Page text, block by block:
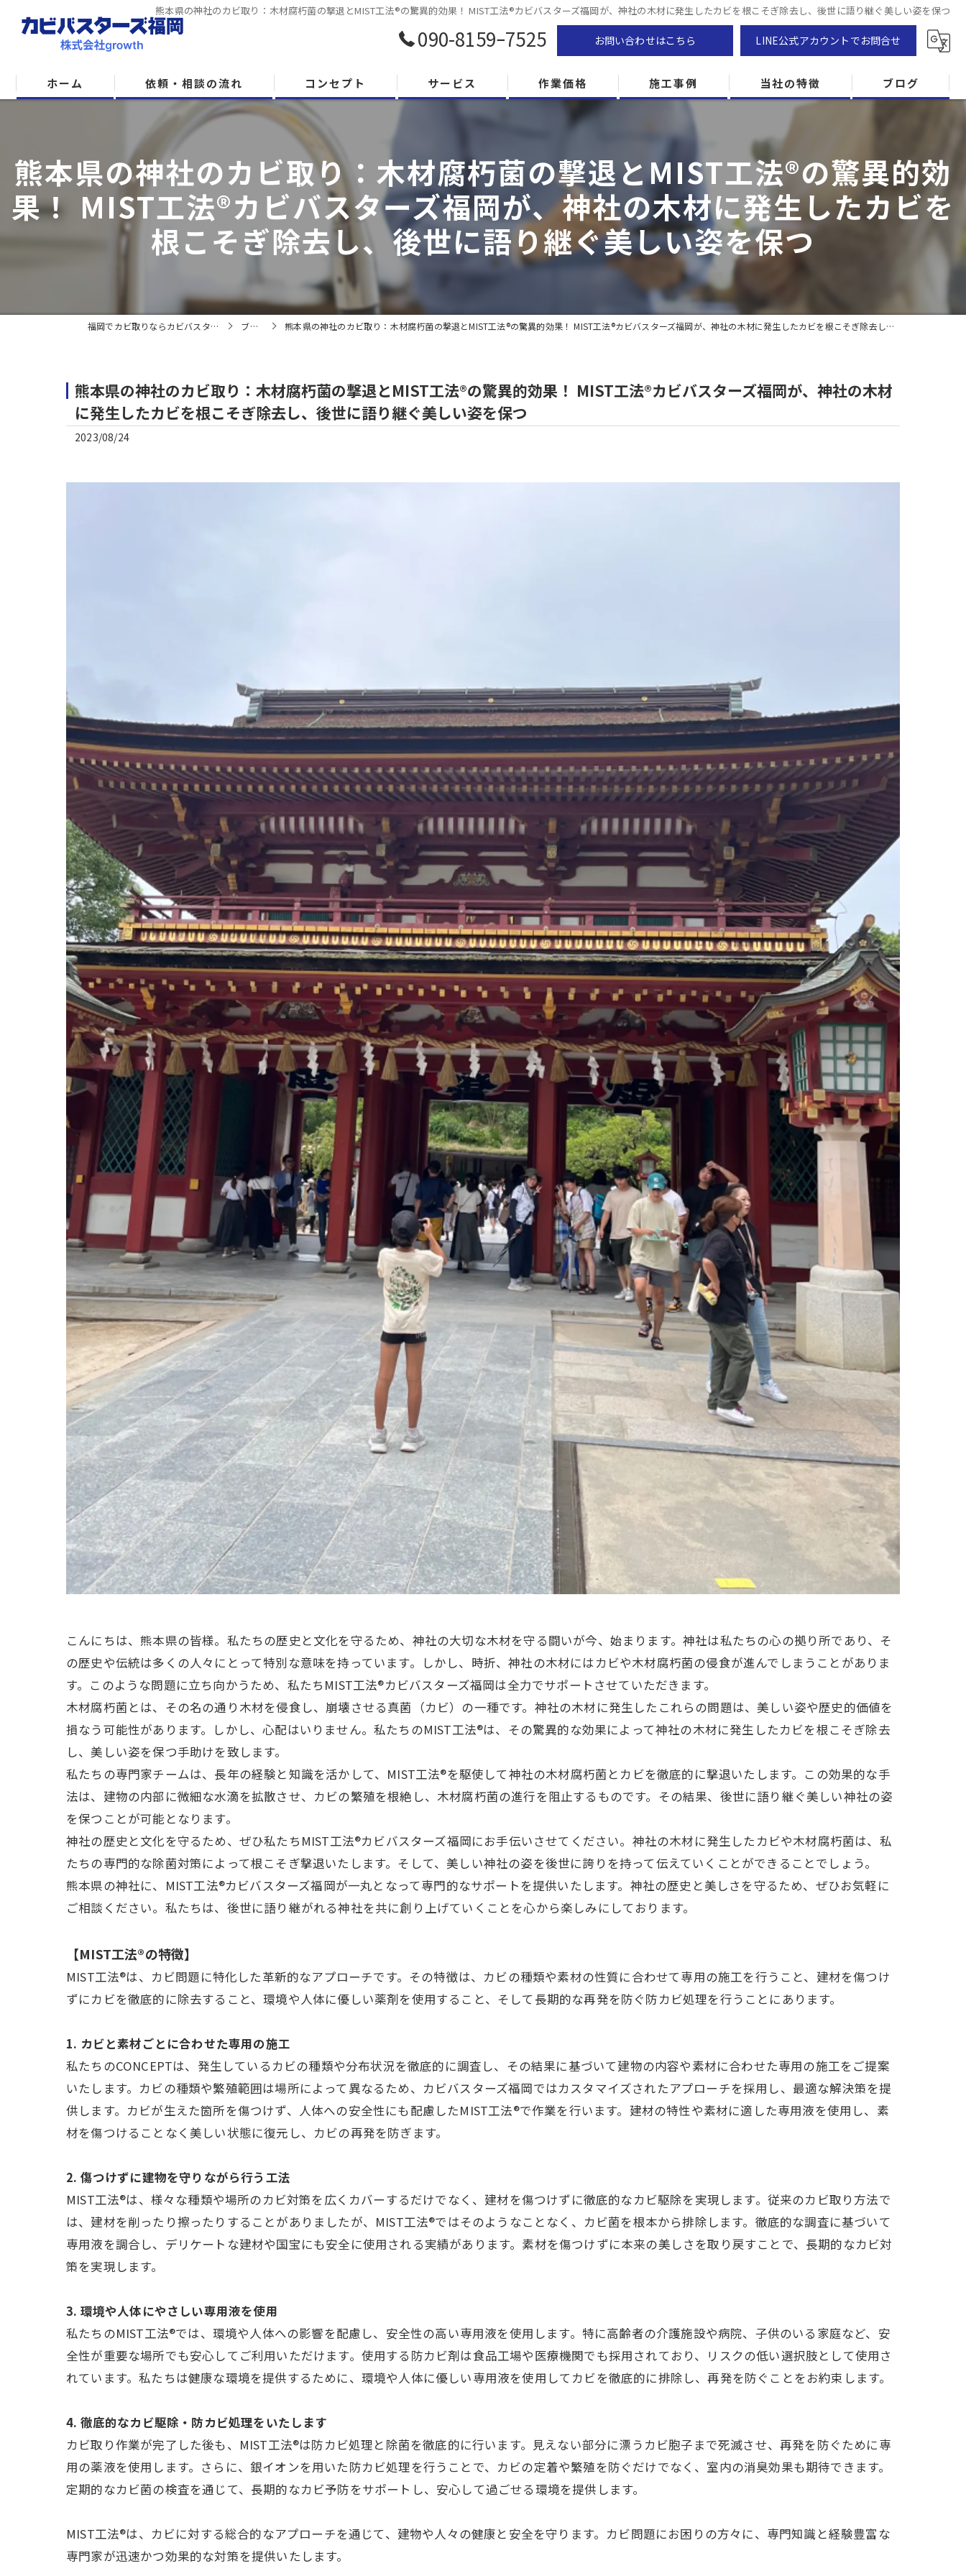
熊本県の神社のカビ取り：木材腐朽菌の撃退とMIST工法®の驚異的効果！ MIST工法®カビバスターズ福岡が、神社の木材に発生したカビを根こそぎ除去し、後世に語り継ぐ美しい姿を保つ
090-8159ｰ7525 お問い合わせはこちら LINE公式アカウントでお問合せ
ホーム 依頼・相談の流れ コンセプト サービス 作業価格 施工事例 当社の特徴
防カビ
カビ専門
ZEH住宅
カビ検査
ブログ
熊本県の神社のカビ取り：木材腐朽菌の撃退とMIST工法®の驚異的効
果！ MIST工法®カビバスターズ福岡が、神社の木材に発生したカビを
根こそぎ除去し、後世に語り継ぐ美しい姿を保つ
福岡でカビ取りならカビバスターズ福岡 ブログ 熊本県の神社のカビ取り：木材腐朽菌の撃退とMIST工法®の驚異的効果！ MIST工法®カビバスターズ福岡が、神社の木材に発生したカビを根こそぎ除去し、後世に語り継ぐ美しい姿を保つ
熊本県の神社のカビ取り：木材腐朽菌の撃退とMIST工法®の驚異的効果！ MIST工法®カビバスターズ福岡が、神社の木材
に発生したカビを根こそぎ除去し、後世に語り継ぐ美しい姿を保つ
2023/08/24
こんにちは、熊本県の皆様。私たちの歴史と文化を守るため、神社の大切な木材を守る闘いが今、始まります。神社は私たちの心の拠り所であり、そ
の歴史や伝統は多くの人々にとって特別な意味を持っています。しかし、時折、神社の木材にはカビや木材腐朽菌の侵食が進んでしまうことがありま
す。このような問題に立ち向かうため、私たちMIST工法®カビバスターズ福岡は全力でサポートさせていただきます。
木材腐朽菌とは、その名の通り木材を侵食し、崩壊させる真菌（カビ）の一種です。神社の木材に発生したこれらの問題は、美しい姿や歴史的価値を
損なう可能性があります。しかし、心配はいりません。私たちのMIST工法®は、その驚異的な効果によって神社の木材に発生したカビを根こそぎ除去
し、美しい姿を保つ手助けを致します。
私たちの専門家チームは、長年の経験と知識を活かして、MIST工法®を駆使して神社の木材腐朽菌とカビを徹底的に撃退いたします。この効果的な手
法は、建物の内部に微細な水滴を拡散させ、カビの繁殖を根絶し、木材腐朽菌の進行を阻止するものです。その結果、後世に語り継ぐ美しい神社の姿
を保つことが可能となります。
神社の歴史と文化を守るため、ぜひ私たちMIST工法®カビバスターズ福岡にお手伝いさせてください。神社の木材に発生したカビや木材腐朽菌は、私
たちの専門的な除菌対策によって根こそぎ撃退いたします。そして、美しい神社の姿を後世に誇りを持って伝えていくことができることでしょう。
熊本県の神社に、MIST工法®カビバスターズ福岡が一丸となって専門的なサポートを提供いたします。神社の歴史と美しさを守るため、ぜひお気軽に
ご相談ください。私たちは、後世に語り継がれる神社を共に創り上げていくことを心から楽しみにしております。
【MIST工法®の特徴】
MIST工法®は、カビ問題に特化した革新的なアプローチです。その特徴は、カビの種類や素材の性質に合わせて専用の施工を行うこと、建材を傷つけ
ずにカビを徹底的に除去すること、環境や人体に優しい薬剤を使用すること、そして長期的な再発を防ぐ防カビ処理を行うことにあります。
1. カビと素材ごとに合わせた専用の施工
私たちのCONCEPTは、発生しているカビの種類や分布状況を徹底的に調査し、その結果に基づいて建物の内容や素材に合わせた専用の施工をご提案
いたします。カビの種類や繁殖範囲は場所によって異なるため、カビバスターズ福岡ではカスタマイズされたアプローチを採用し、最適な解決策を提
供します。カビが生えた箇所を傷つけず、人体への安全性にも配慮したMIST工法®で作業を行います。建材の特性や素材に適した専用液を使用し、素
材を傷つけることなく美しい状態に復元し、カビの再発を防ぎます。
2. 傷つけずに建物を守りながら行う工法
MIST工法®は、様々な種類や場所のカビ対策を広くカバーするだけでなく、建材を傷つけずに徹底的なカビ駆除を実現します。従来のカビ取り方法で
は、建材を削ったり擦ったりすることがありましたが、MIST工法®ではそのようなことなく、カビ菌を根本から排除します。徹底的な調査に基づいて
専用液を調合し、デリケートな建材や国宝にも安全に使用される実績があります。素材を傷つけずに本来の美しさを取り戻すことで、長期的なカビ対
策を実現します。
3. 環境や人体にやさしい専用液を使用
私たちのMIST工法®では、環境や人体への影響を配慮し、安全性の高い専用液を使用します。特に高齢者の介護施設や病院、子供のいる家庭など、安
全性が重要な場所でも安心してご利用いただけます。使用する防カビ剤は食品工場や医療機関でも採用されており、リスクの低い選択肢として使用さ
れています。私たちは健康な環境を提供するために、環境や人体に優しい専用液を使用してカビを徹底的に排除し、再発を防ぐことをお約束します。
4. 徹底的なカビ駆除・防カビ処理をいたします
カビ取り作業が完了した後も、MIST工法®は防カビ処理と除菌を徹底的に行います。見えない部分に漂うカビ胞子まで死滅させ、再発を防ぐために専
用の薬液を使用します。さらに、銀イオンを用いた防カビ処理を行うことで、カビの定着や繁殖を防ぐだけでなく、室内の消臭効果も期待できます。
定期的なカビ菌の検査を通じて、長期的なカビ予防をサポートし、安心して過ごせる環境を提供します。
MIST工法®は、カビに対する総合的なアプローチを通じて、建物や人々の健康と安全を守ります。カビ問題にお困りの方々に、専門知識と経験豊富な
専門家が迅速かつ効果的な対策を提供いたします。